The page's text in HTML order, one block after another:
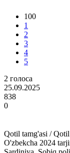
100
1
2
3
4
5
2 голоса
25.09.2025
838
0
Qotil tamg'asi /
O'zbekcha 2024